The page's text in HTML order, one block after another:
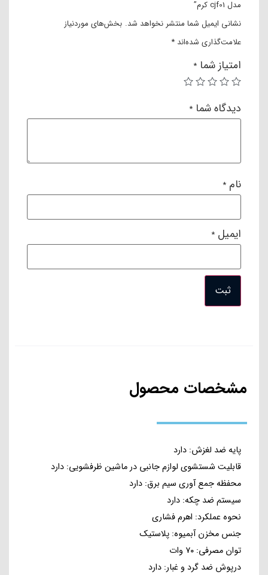
جویی خواهد شد، هم سطح امنیت بالا خواهد رفت. بنابراین
کافیست که میوه نصف شده را روی مخروطی، به میزان بسیار کمی
فشار دهید تا موتور قدرتمند دستگاه شروع به کار نماید.
مدل cjf01 کرم”
نشانی ایمیل شما منتشر نخواهد شد. بخش‌های موردنیاز
علامت‌گذاری شده‌اند *
امتیاز شما *
دیدگاه شما *
نام *
ایمیل *
مشخصات محصول
پایه ضد لغزش: دارد
قابلیت شستشوی لوازم جانبی در ماشین ظرفشویی: دارد
محفظه جمع آوری سیم برق: دارد
سیستم ضد چکه: دارد
نحوه عملکرد: اهرم فشاری
جنس مخزن آبمیوه: پلاستیک
توان مصرفی: ۷۰ وات
درپوش ضد گرد و غبار: دارد